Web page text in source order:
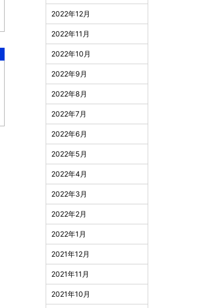
2022年12月
2022年11月
2022年10月
2022年9月
2022年8月
2022年7月
2022年6月
2022年5月
2022年4月
2022年3月
2022年2月
2022年1月
2021年12月
2021年11月
2021年10月